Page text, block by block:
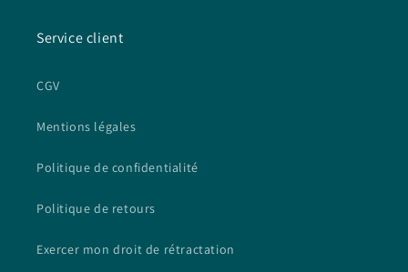
Service client
CGV
Mentions légales
Politique de confidentialité
Politique de retours
Exercer mon droit de rétractation